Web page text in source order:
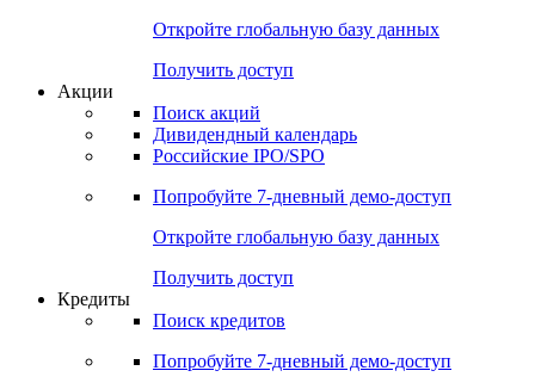
Откройте глобальную базу данных
Получить доступ
Акции
Поиск акций
Дивидендный календарь
Российские IPO/SPO
Попробуйте 7-дневный демо-доступ
Откройте глобальную базу данных
Получить доступ
Кредиты
Поиск кредитов
Попробуйте 7-дневный демо-доступ